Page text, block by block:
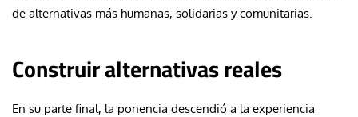
de alternativas más humanas, solidarias y comunitarias.
Construir alternativas reales
En su parte final, la ponencia descendió a la experiencia